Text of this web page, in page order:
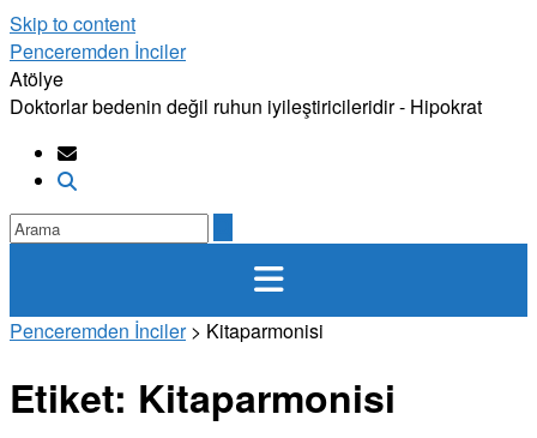
Skip to content
Penceremden İnciler
Atölye
Doktorlar bedenin değil ruhun iyileştiricileridir - Hipokrat
Penceremden İnciler> Kitaparmonisi
Etiket: Kitaparmonisi